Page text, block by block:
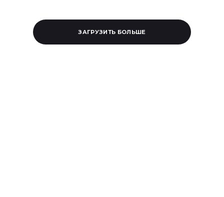
ЗАГРУЗИТЬ БОЛЬШЕ